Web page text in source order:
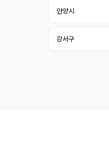
안양시
강서구